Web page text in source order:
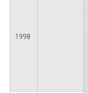
1998